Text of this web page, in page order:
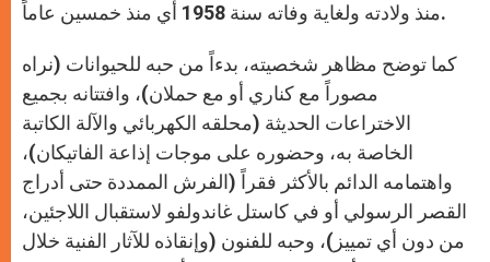
منذ ولادته ولغاية وفاته سنة 1958 أي منذ خمسين عاماً.
كما توضح مظاهر شخصيته، بدءاً من حبه للحيوانات (نراه
مصوراً مع كناري أو مع حملان)، وافتتانه بجميع
الاختراعات الحديثة (محلقه الكهربائي والآلة الكاتبة
الخاصة به، وحضوره على موجات إذاعة الفاتيكان)،
واهتمامه الدائم بالأكثر فقراً (الفرش الممددة حتى أدراج
القصر الرسولي أو في كاستل غاندولفو لاستقبال اللاجئين،
من دون أي تمييز)، وحبه للفنون (وإنقاذه للآثار الفنية خلال